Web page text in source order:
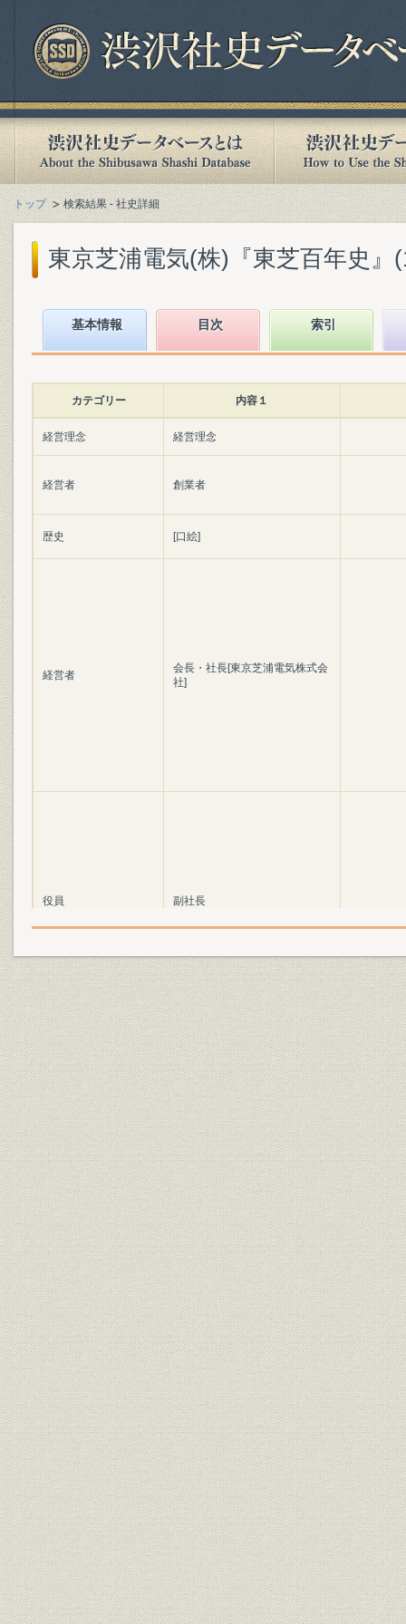
トップ 検索結果 - 社史詳細
東京芝浦電気(株)『東芝百年史』
基本情報 目次 索引
カテゴリー 内容１
経営理念 経営理念
経営者 創業者
歴史 [口絵]
経営者
会長・社長[東京芝浦電気株式会
社]
役員 副社長
社歌;社旗 社歌、社旗
沿革 社名の変遷
関係会社 関連会社(事業グループ別)
組織 組織
経営 国内事業活動
事業所 本社
事業所 研究所
事業所 支社・支店
事業所 工場
関係会社 〈東芝商事株式会社〉